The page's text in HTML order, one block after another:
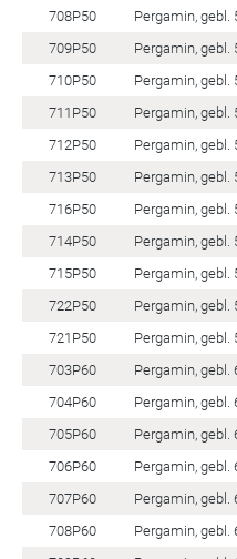
708P50
Pergamin, gebl.
709P50
Pergamin, gebl.
710P50
Pergamin, gebl.
711P50
Pergamin, gebl.
712P50
Pergamin, gebl.
713P50
Pergamin, gebl.
716P50
Pergamin, gebl.
714P50
Pergamin, gebl.
715P50
Pergamin, gebl.
722P50
Pergamin, gebl.
721P50
Pergamin, gebl.
703P60
Pergamin, gebl.
704P60
Pergamin, gebl.
705P60
Pergamin, gebl.
706P60
Pergamin, gebl.
707P60
Pergamin, gebl.
708P60
Pergamin, gebl.